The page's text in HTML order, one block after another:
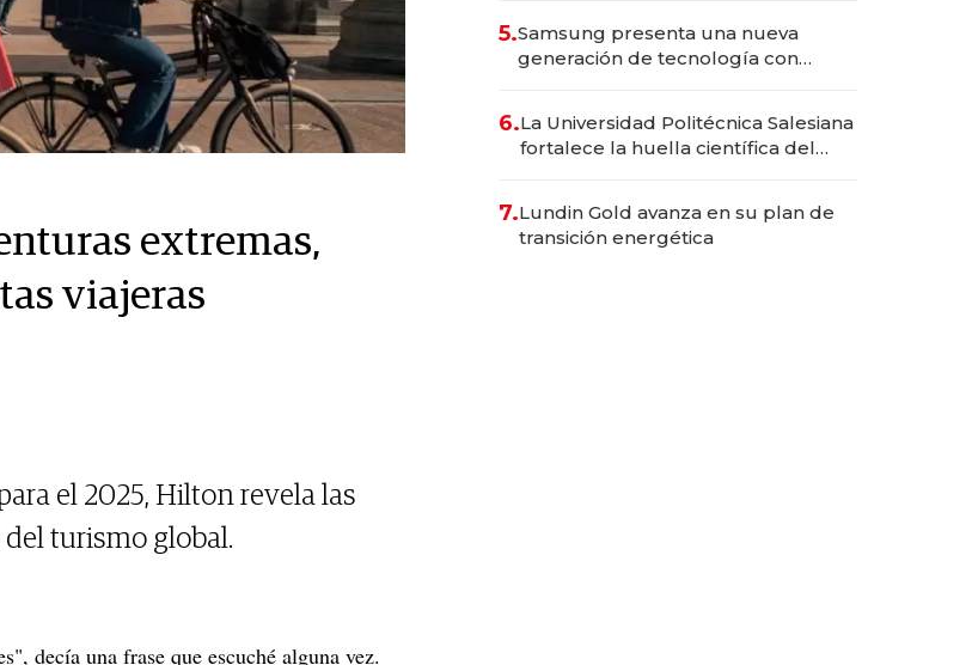
extremas,
viajeras
el 2025, Hilton revela las
turismo global.
decía una frase que escuché alguna vez.
5.Samsung presenta una nueva
generación de tecnología con
6.La Universidad Politécnica Salesiana
fortalece la huella científica del
7.Lundin Gold avanza en su plan de
transición energética